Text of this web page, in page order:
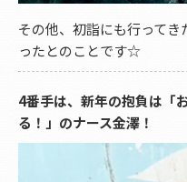
その他、初詣にも行ってき
ったとのことです☆
4番手は、新年の抱負は「
る！」のナース金澤！